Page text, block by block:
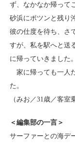
ず、なかなか帰って
砂浜にポツンと残り
彼の仕度を待ち、さ
すが、私を駅へと送
に帰っていきました
家に帰っても一人
た。
（みお／31歳／客室
＜編集部の一言＞
サーファーとの海デ